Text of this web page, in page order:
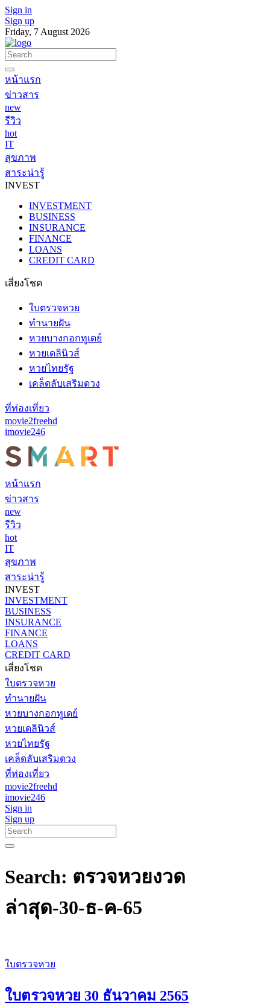
Sign in
Sign up
Friday, 7 August 2026
หน้าแรก
ข่าวสาร
new
รีวิว
hot
IT
สุขภาพ
สาระน่ารู้
INVEST
INVESTMENT
BUSINESS
INSURANCE
FINANCE
LOANS
CREDIT CARD
เสี่ยงโชค
ใบตรวจหวย
ทำนายฝัน
หวยบางกอกทูเดย์
หวยเดลินิวส์
หวยไทยรัฐ
เคล็ดลับเสริมดวง
ที่ท่องเที่ยว
movie2freehd
imovie246
หน้าแรก
ข่าวสาร
new
รีวิว
hot
IT
สุขภาพ
สาระน่ารู้
INVEST
INVESTMENT
BUSINESS
INSURANCE
FINANCE
LOANS
CREDIT CARD
เสี่ยงโชค
ใบตรวจหวย
ทำนายฝัน
หวยบางกอกทูเดย์
หวยเดลินิวส์
หวยไทยรัฐ
เคล็ดลับเสริมดวง
ที่ท่องเที่ยว
movie2freehd
imovie246
Sign in
Sign up
Search: ตรวจหวยงวด
ล่าสุด-30-ธ-ค-65
ใบตรวจหวย
ใบตรวจหวย 30 ธันวาคม 2565